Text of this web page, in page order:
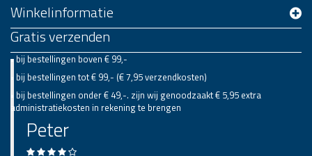
Winkelinformatie
Gratis verzenden
• bij bestellingen boven € 99,-
• bij bestellingen tot € 99,- (€ 7,95 verzendkosten)
• bij bestellingen onder € 49,-. zijn wij genoodzaakt € 5,95 extra
administratiekosten in rekening te brengen
Peter